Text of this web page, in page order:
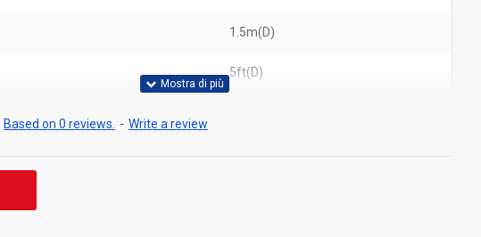
1.5m(D)
5ft(D)
Based on 0 reviews. - Write a review